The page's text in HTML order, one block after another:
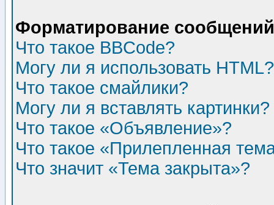
Форматирование
Что такое BBCode?
Могу ли я использовать HTML?
Что такое смайлики?
Могу ли я вставлять картинки?
Что такое «Объявление»?
Что такое «Прилепленная
Что значит «Тема закрыта»?